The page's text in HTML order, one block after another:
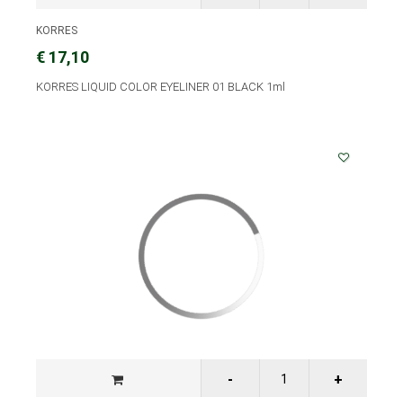
KORRES
€ 17,10
KORRES LIQUID COLOR EYELINER 01 BLACK 1ml